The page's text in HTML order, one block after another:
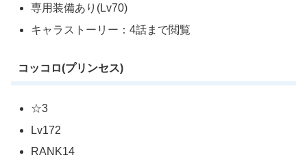
専用装備あり(Lv70)
キャラストーリー：4話まで閲覧
コッコロ(プリンセス)
☆3
Lv172
RANK14